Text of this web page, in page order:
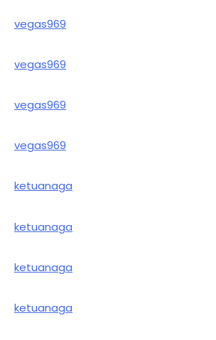
vegas969
vegas969
vegas969
vegas969
ketuanaga
ketuanaga
ketuanaga
ketuanaga